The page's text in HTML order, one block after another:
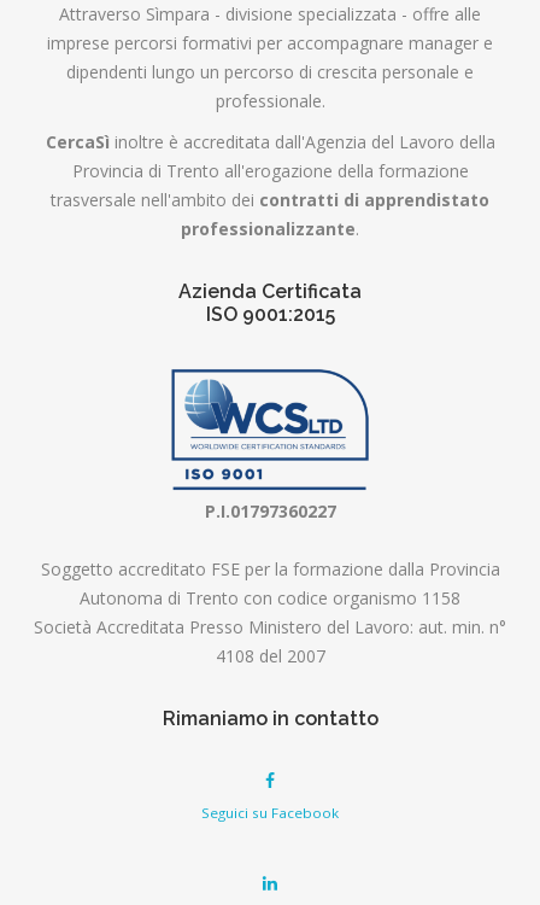
Attraverso Sìmpara - divisione specializzata - offre alle
imprese percorsi formativi per accompagnare manager e
dipendenti lungo un percorso di crescita personale e
professionale.
CercaSì inoltre è accreditata dall'Agenzia del Lavoro della
Provincia di Trento all'erogazione della formazione
trasversale nell'ambito dei contratti di apprendistato
professionalizzante.
Azienda Certificata
ISO 9001:2015
P.I.01797360227
Soggetto accreditato FSE per la formazione dalla Provincia
Autonoma di Trento con codice organismo 1158
Società Accreditata Presso Ministero del Lavoro: aut. min. n°
4108 del 2007
Rimaniamo in contatto
Seguici su Facebook